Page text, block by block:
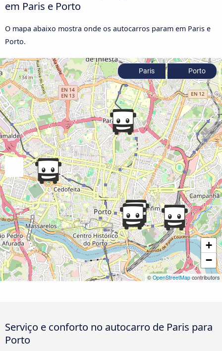
em Paris e Porto
O mapa abaixo mostra onde os autocarros param em Paris e
Porto.
+
−
© OpenStreetMap contributors
Paris Porto
Serviço e conforto no autocarro de Paris para
Porto